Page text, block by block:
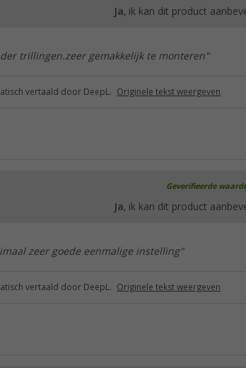
Ja, ik kan dit product
trillingen.zeer gemakkelijk te monteren"
vertaald door DeepL. Originele tekst weergeven
Geverifieerde
Ja, ik kan dit product
zeer goede eenmalige instelling"
vertaald door DeepL. Originele tekst weergeven